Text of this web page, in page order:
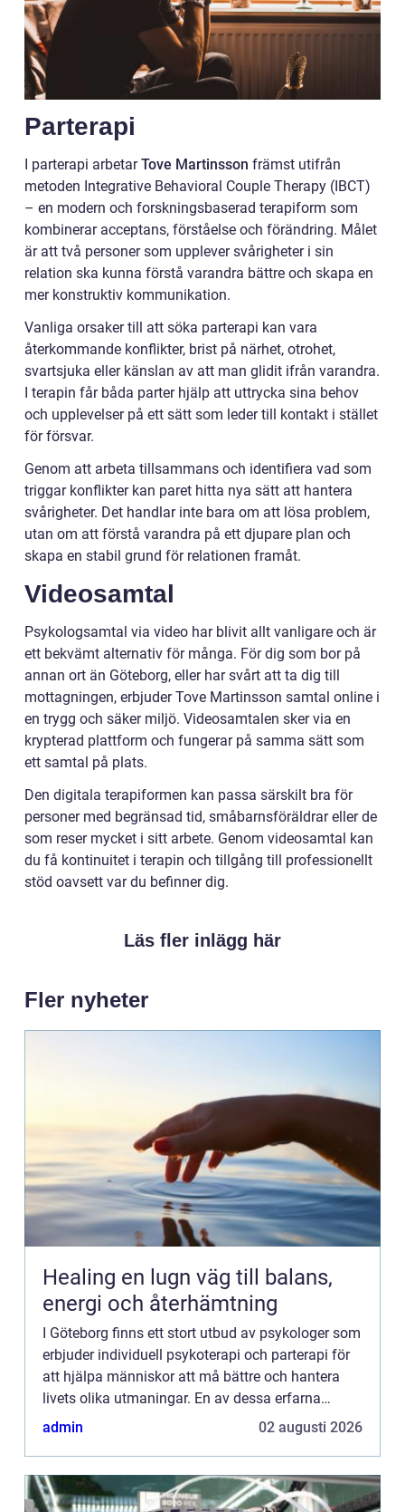
Parterapi
I parterapi arbetarTove Martinsson främst utifrån
metoden Integrative Behavioral Couple Therapy (IBCT)
– en modern och forskningsbaserad terapiform som
kombinerar acceptans, förståelse och förändring. Målet
är att två personer som upplever svårigheter i sin
relation ska kunna förstå varandra bättre och skapa en
mer konstruktiv kommunikation.
Vanliga orsaker till att söka parterapi kan vara
återkommande konflikter, brist på närhet, otrohet,
svartsjuka eller känslan av att man glidit ifrån varandra.
I terapin får båda parter hjälp att uttrycka sina behov
och upplevelser på ett sätt som leder till kontakt i stället
för försvar.
Genom att arbeta tillsammans och identifiera vad som
triggar konflikter kan paret hitta nya sätt att hantera
svårigheter. Det handlar inte bara om att lösa problem,
utan om att förstå varandra på ett djupare plan och
skapa en stabil grund för relationen framåt.
Videosamtal
Psykologsamtal via video har blivit allt vanligare och är
ett bekvämt alternativ för många. För dig som bor på
annan ort än Göteborg, eller har svårt att ta dig till
mottagningen, erbjuder Tove Martinsson samtal online i
en trygg och säker miljö. Videosamtalen sker via en
krypterad plattform och fungerar på samma sätt som
ett samtal på plats.
Den digitala terapiformen kan passa särskilt bra för
personer med begränsad tid, småbarnsföräldrar eller de
som reser mycket i sitt arbete. Genom videosamtal kan
du få kontinuitet i terapin och tillgång till professionellt
stöd oavsett var du befinner dig.
Läs fler inlägg här
Fler nyheter
Healing en lugn väg till balans,
energi och återhämtning
I Göteborg finns ett stort utbud av psykologer som
erbjuder individuell psykoterapi och parterapi för
att hjälpa människor att må bättre och hantera
livets olika utmaningar. En av dessa erfarna
psykologer är Tove M...
admin 02 augusti 2026